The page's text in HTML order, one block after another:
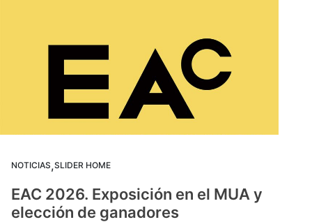
NOTICIAS,SLIDER HOME
EAC 2026. Exposición en el MUA y
elección de ganadores